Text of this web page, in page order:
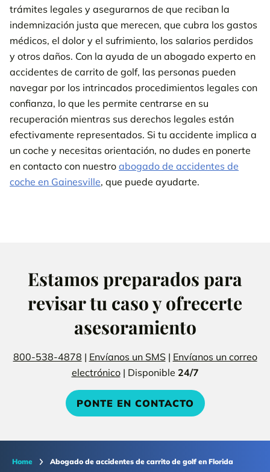
trámites legales y asegurarnos de que reciban la
indemnización justa que merecen, que cubra los gastos
médicos, el dolor y el sufrimiento, los salarios perdidos
y otros daños. Con la ayuda de un abogado experto en
accidentes de carrito de golf, las personas pueden
navegar por los intrincados procedimientos legales con
confianza, lo que les permite centrarse en su
recuperación mientras sus derechos legales están
efectivamente representados. Si tu accidente implica a
un coche y necesitas orientación, no dudes en ponerte
en contacto con nuestro abogado de accidentes de
coche en Gainesville, que puede ayudarte.
Estamos preparados para
revisar tu caso y ofrecerte
asesoramiento
800-538-4878 | Envíanos un SMS| Envíanos un correo
electrónico| Disponible 24/7
PONTE EN CONTACTO
Home Abogado de accidentes de carrito de golf en Florida